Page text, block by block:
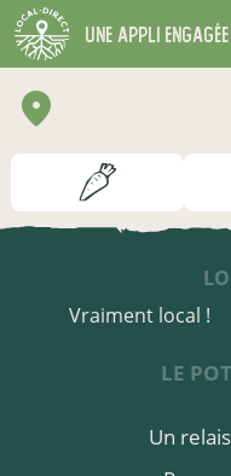
une appli engagée
Vraiment local !
LE
Un